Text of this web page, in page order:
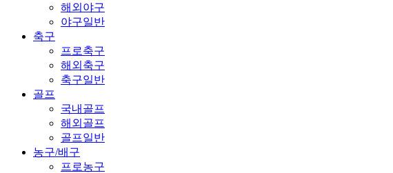
해외야구
야구일반
축구
프로축구
해외축구
축구일반
골프
국내골프
해외골프
골프일반
농구/배구
프로농구